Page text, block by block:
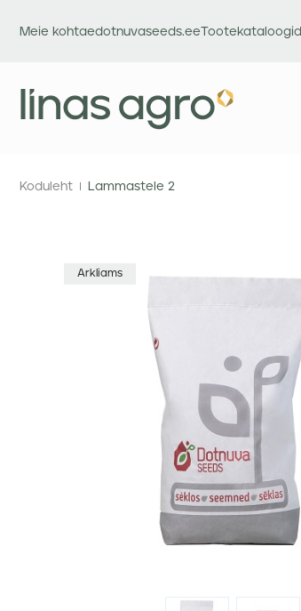
Meie kohtaedotnuvaseeds.eeTootekataloogid
Koduleht Lammastele 2
Arkliams